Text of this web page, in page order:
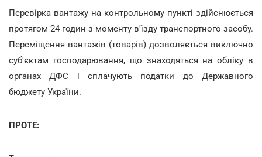
Перевірка вантажу на контрольному пункті здійснюється
протягом 24 годин з моменту в'їзду транспортного засобу.
Переміщення вантажів (товарів) дозволяється виключно
суб'єктам господарювання, що знаходяться на обліку в
органах ДФС і сплачують податки до Державного
бюджету України.
ПРОТЕ: